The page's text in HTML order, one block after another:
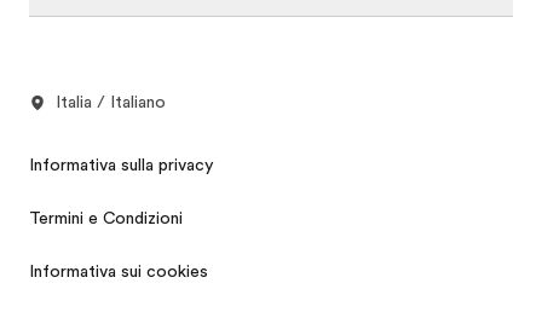
Italia / Italiano
Informativa sulla privacy
Termini e Condizioni
Informativa sui cookies